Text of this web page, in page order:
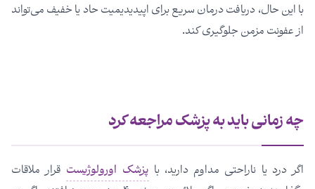
با این حال، دریافت درمان سریع برای اپیدیدیمیت حاد یا خفیف می‌تواند
از عفونت مزمن جلوگیری کند.
چه زمانی باید به پزشک مراجعه کرد
اگر درد یا ناراحتی مداوم دارید، با پزشک اورولوژیست قرار ملاقات